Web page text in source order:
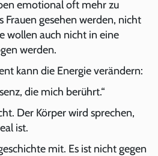
emotional oft mehr zu
Frauen gesehen werden, nicht
wollen auch nicht in eine
werden.
kann die Energie verändern:
die mich berührt.“
Der Körper wird sprechen,
ist.
mit. Es ist nicht gegen